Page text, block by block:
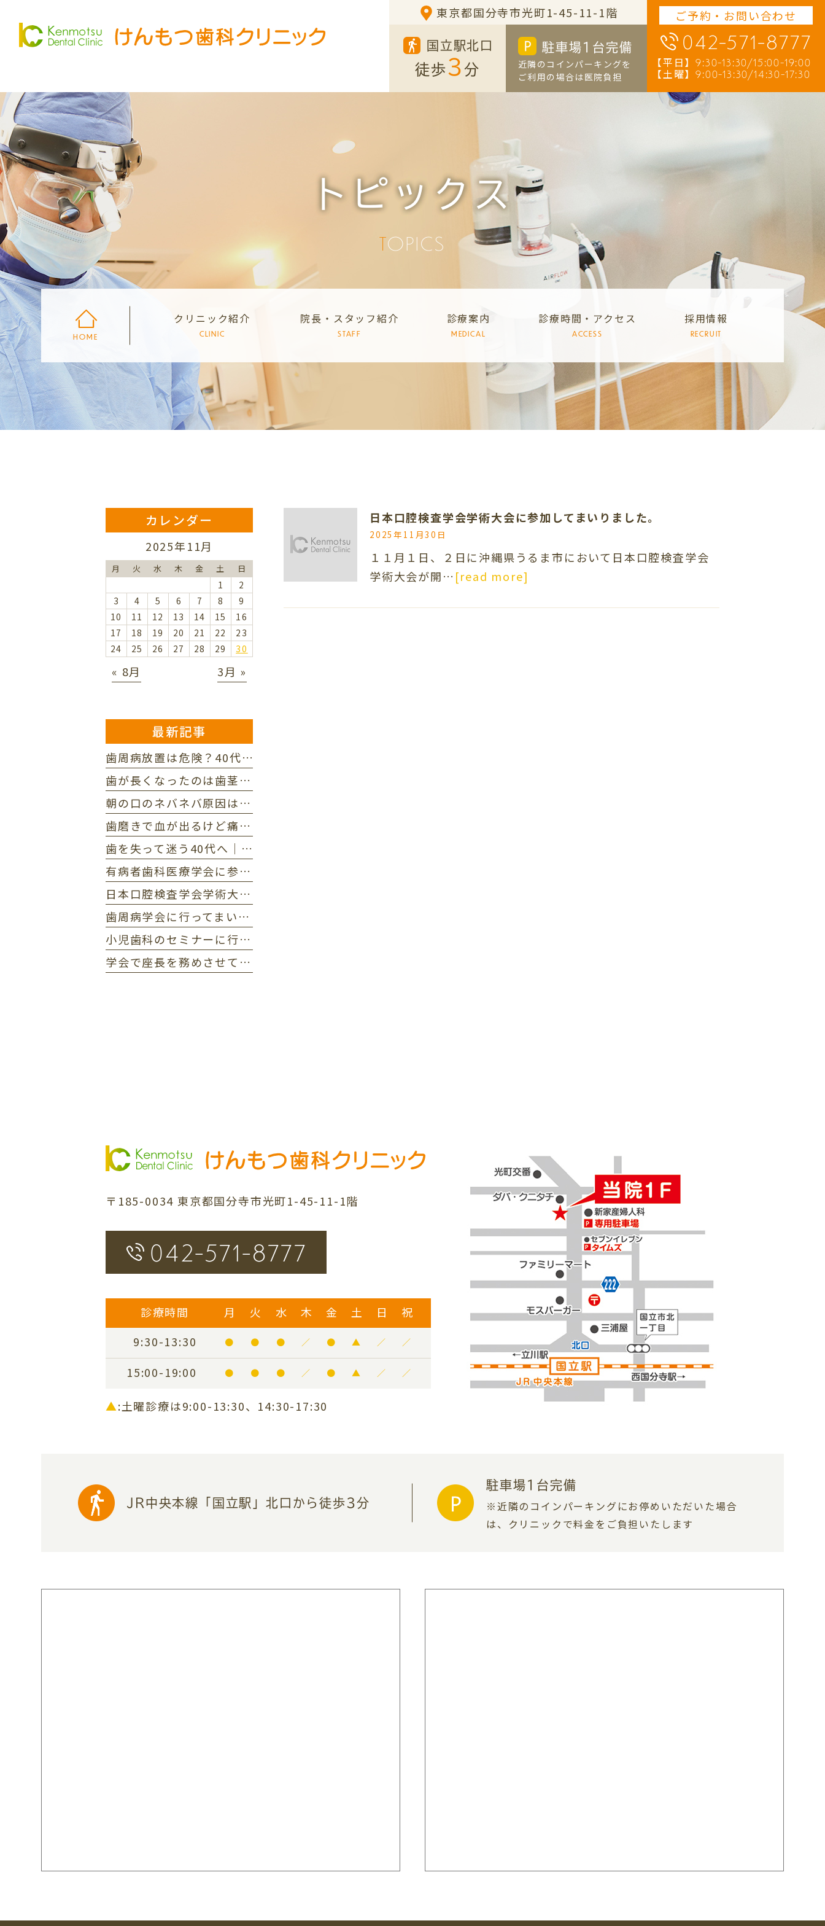
東京都国分寺市光町1-45-11-1階
国立駅北口
徒歩 3 分
駐車場1台完備
近隣のコインパーキングを
ご利用の場合は医院負担
ご予約・お問い合わせ
042-571-8777
【平日】9:30-13:30/15:00-19:00
【土曜】9:00-13:30/14:30-17:30
トピックス
TOPICS
HOME
クリニック紹介
CLINIC
院長・スタッフ紹介
STAFF
診療案内
MEDICAL
診療時間・アクセス
ACCESS
採用情報
RECRUIT
日本口腔検査学会学術大会に参加してまいりました。
2025年11月30日
１１月１日、２日に沖縄県うるま市において日本口腔検査学会
学術大会が開… [read more]
カレンダー
2025年11月
月 火 水 木 金 土 日
1
2
3
4 5 6 7 8
9
10
11 12 13 14 15
16
17
18 19 20 21 22
23
24
25 26 27 28 29 30
« 8月 3月 »
最新記事
歯周病放置は危険？40代男性が直面する口臭と抜歯リスクの真実
歯が長くなったのは歯茎下がり？老け見えを防ぐ3つの原因と対処法
朝の口のネバネバ原因は？家族に指摘された口臭を防ぐ3つの対策
歯磨きで血が出るけど痛くない…これって歯周病？初期症状セルフチェック
歯を失って迷う40代へ｜保険と自費の違いを5つの基準で徹底比較
有病者歯科医療学会に参加してまいりました。
日本口腔検査学会学術大会に参加してまいりました。
歯周病学会に行ってまいりました
小児歯科のセミナーに行ってまいりました。
学会で座長を務めさせていただきました。
〒185-0034 東京都国分寺市光町1-45-11-1階
042-571-8777
診療時間 月 火 水 木 金 土 日
祝
9:30-13:30
● ● ● ／ ● ▲ ／ ／
15:00-19:00 ● ● ● ／ ● ▲ ／ ／
▲:土曜診療は9:00-13:30、14:30-17:30
JR中央本線「国立駅」 北口から徒歩3分
駐車場1台完備
※近隣のコインパーキングにお停めいただいた場合
は、 クリニックで料金をご負担いたします